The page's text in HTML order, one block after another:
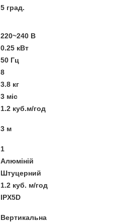
5 град.
220~240 В
0.25 кВт
50 Гц
8
3.8 кг
3 міс
1.2 куб.м/год
3 м
1
Алюміній
Штуцерний
1.2 куб. м/год
IPX5D
Вертикальна